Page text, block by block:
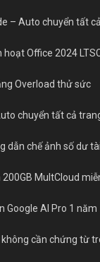
– Auto chuyển tất cả
hoạt Office 2024
Overload thử sức
chuyển tất cả
dẫn chế ảnh số dư tài
MultCloud
Google AI Pro 1 năm
không cần chứng từ